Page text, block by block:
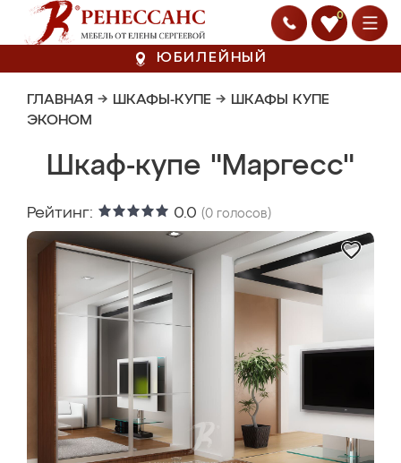
0
ЮБИЛЕЙНЫЙ
ГЛАВНАЯ → ШКАФЫ-КУПЕ → ШКАФЫ КУПЕ
ЭКОНОМ
Шкаф-купе "Маргесс"
Рейтинг: 0.0 (0 голосов)